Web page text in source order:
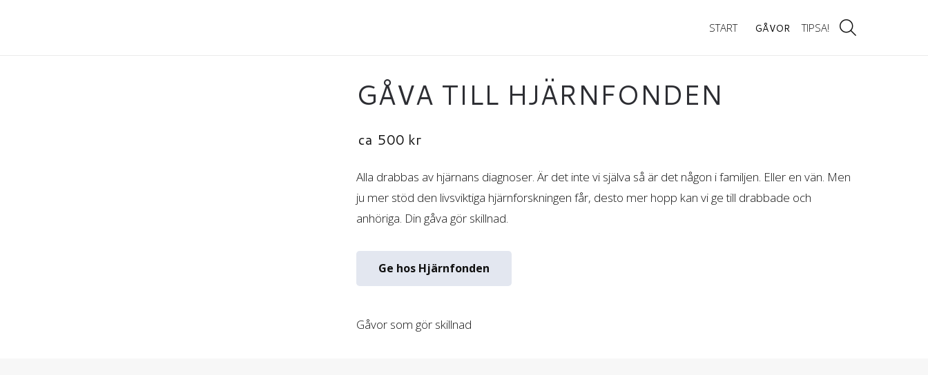
START GÅVOR TIPSA!
GÅVA TILL HJÄRNFONDEN
ca 500 kr
Alla drabbas av hjärnans diagnoser. Är det inte vi själva så är det någon i familjen. Eller en vän. Men
ju mer stöd den livsviktiga hjärnforskningen får, desto mer hopp kan vi ge till drabbade och
anhöriga. Din gåva gör skillnad.
Ge hos Hjärnfonden
Gåvor som gör skillnad